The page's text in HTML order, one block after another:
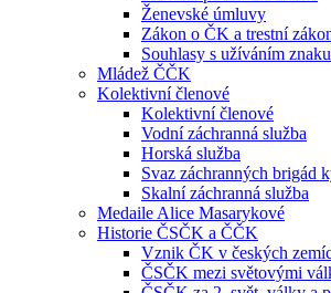
Ženevské úmluvy
Zákon o ČK a trestní
Souhlasy s užíváním znaku
Mládež ČČK
Kolektivní členové
Kolektivní členové
Vodní záchranná služba
Horská služba
Svaz záchranných brigád
Skalní záchranná služba
Medaile Alice Masarykové
Historie ČSČK a ČČK
Vznik ČK v českých
ČSČK mezi světovými